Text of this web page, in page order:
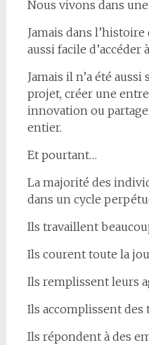
Nous vivons dans
Jamais dans
aussi facile d’accéder
Jamais il n’a été
projet, créer une
innovation ou
entier.
Et pourtant…
La majorité des
dans un cycle
Ils travaillent
Ils courent toute la
Ils remplissent leurs
Ils accomplissent des
Ils répondent à des